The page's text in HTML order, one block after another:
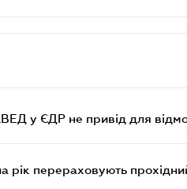
у ЄДР не привід для
рік перераховують